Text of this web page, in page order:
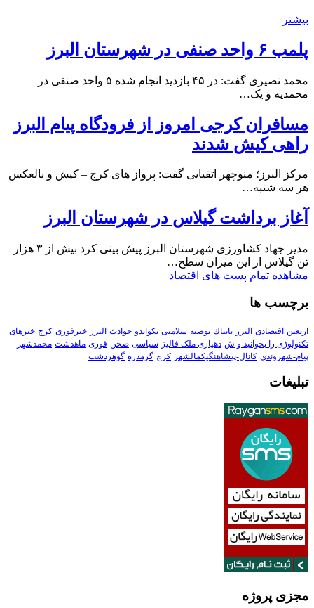
بیشتر
پلمب ۶ واحد صنفی در شهرستان البرز
محمد نصیری گفت: در ۴۵ بازدید انجام شده ۵ واحد صنفی در
محمدیه و یک…
مسافران کرجی امروز از فرودگاه پیام البرز
راهی کیش شدند
مرکز البرز؛ منوچهر اتقیایی گفت: پرواز های کرج – کیش و بالعکس
هر سه شنبه…
آغاز برداشت گیلاس در شهرستان البرز
مدیر جهاد کشاورزی شهرستان البرز پیش بینی کرد بیش از ۳ هزار
تن گیلاس از این میزان سطح…
مشاهده تمام پست های اقتصاد
برچسب ها
اربعین اقتصادی البرز تابناك توصیه-سلامتی تکواندو حوادث-البرز خبرفوری-کرج خبرهای
تکنولوڑی را بخوانید و ش دهیاری ملک فالیز سیاسی صحن فوری ماهدشت محمدشهر
پیام-شهروندی کانال-پیشاهنگیکمالشهر کرج گرمدره گوهردشت
تبلیغات
مجزی پروژه